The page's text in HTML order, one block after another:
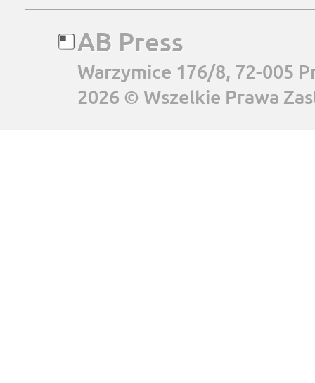
AB Press
Warzymice 176/8, 72-005
2026 © Wszelkie Prawa